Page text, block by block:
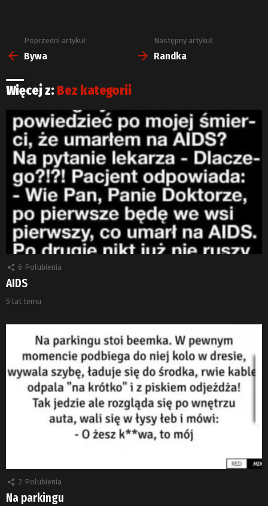
Zobacz
więcej
Poprzedni artykuł
Bywa
Następny artykuł
Randka
Więcej z: Bez kategorii
6 Polubienia
AIDS
5 lat temu
2 Polubienia
Na parkingu